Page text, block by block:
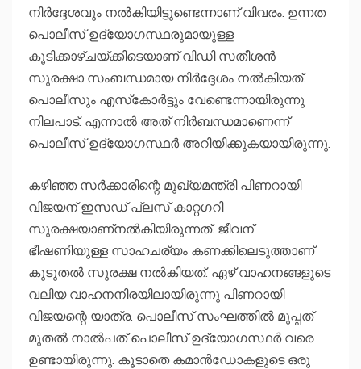
നിർദ്ദേശവും നല്‍കിയിട്ടുണ്ടെന്നാണ് വിവരം. ഉന്നത
പൊലീസ് ഉദ്യോഗസ്ഥരുമായുള്ള
കൂടിക്കാഴ്ചയ്ക്കിടെയാണ് വിഡി സതീശൻ
സുരക്ഷാ സംബന്ധമായ നിർദ്ദേശം നല്‍കിയത്.
പൊലീസും എസ്‌കോർട്ടും വേണ്ടെന്നായിരുന്നു
നിലപാട്. എന്നാല്‍ അത് നിർബന്ധമാണെന്ന്
പൊലീസ് ഉദ്യോഗസ്ഥർ അറിയിക്കുകയായിരുന്നു.
കഴിഞ്ഞ സർക്കാരിന്റെ മുഖ്യമന്ത്രി പിണറായി
വിജയന് ഇസഡ് പ്ലസ് കാറ്റഗറി
സുരക്ഷയാണ്നല്‍കിയിരുന്നത്. ജീവന്
ഭീഷണിയുള്ള സാഹചര്യം കണക്കിലെടുത്താണ്
കൂടുതല്‍ സുരക്ഷ നല്‍കിയത്. ഏഴ് വാഹനങ്ങളുടെ
വലിയ വാഹനനിരയിലായിരുന്നു പിണറായി
വിജയന്റെ യാത്ര. പൊലീസ് സംഘത്തില്‍ മുപ്പത്
മുതല്‍ നാല്‍പത് പൊലീസ് ഉദ്യോഗസ്ഥർ വരെ
ഉണ്ടായിരുന്നു. കൂടാതെ കമാൻഡോകളുടെ ഒരു